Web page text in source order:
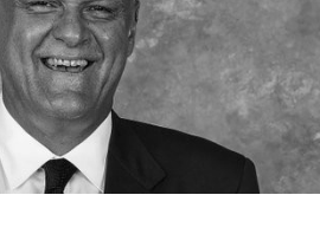
istorie în
competiţ
iile
internaţi
onale
play-off